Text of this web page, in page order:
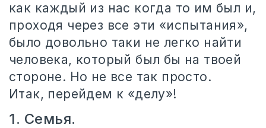
как каждый из нас когда то им был и,
проходя через все эти «испытания»,
было довольно таки не легко найти
человека, который был бы на твоей
стороне. Но не все так просто.
Итак, перейдем к «делу»!
1. Семья.